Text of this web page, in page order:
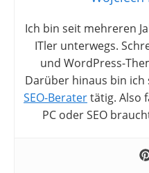
Ich bin seit mehreren
ITler unterwegs.
und WordPress-
Darüber hinaus bin ich
SEO-Beratertätig. Also
PC oder SEO